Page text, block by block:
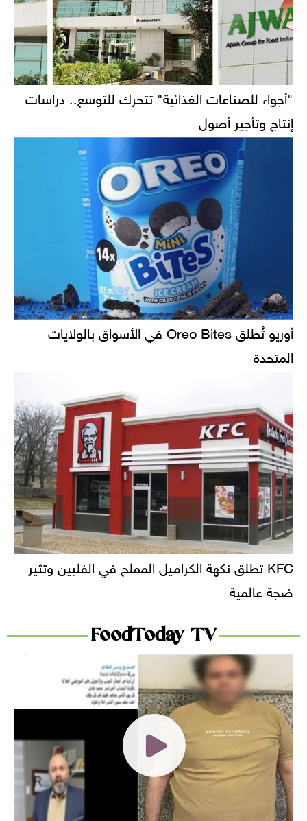
"أجواء للصناعات الغذائية" تتحرك للتوسع.. دراسات
إنتاج وتأجير أصول
أوريو تُطلق Oreo Bites في الأسواق بالولايات
المتحدة
KFC تطلق نكهة الكراميل المملح في الفلبين وتثير
ضجة عالمية
FoodToday TV